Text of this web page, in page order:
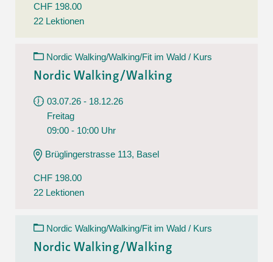
CHF 198.00
22 Lektionen
Nordic Walking/Walking/Fit im Wald / Kurs
Nordic Walking/Walking
03.07.26 - 18.12.26
Freitag
09:00 - 10:00 Uhr
Brüglingerstrasse 113, Basel
CHF 198.00
22 Lektionen
Nordic Walking/Walking/Fit im Wald / Kurs
Nordic Walking/Walking